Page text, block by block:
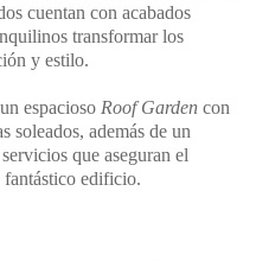
cuentan con acabados
transformar los
y estilo.
espacioso Roof Garden con
soleados, además de un
que aseguran el
fantástico edificio.